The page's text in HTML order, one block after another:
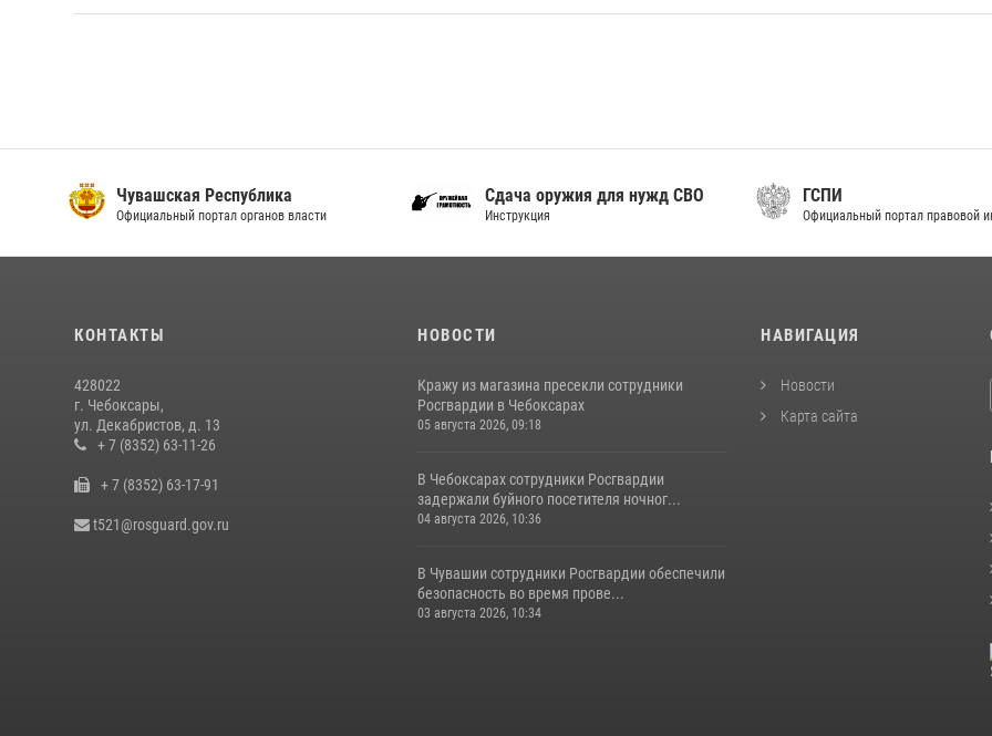
Чувашская Республика
Официальный портал органов власти
Сдача оружия для нужд СВО
Инструкция
ГСПИ
Официальный портал правовой
КОНТАКТЫ
428022
г. Чебоксары,
ул. Декабристов, д. 13
+ 7 (8352) 63-11-26
+ 7 (8352) 63-17-91
t521@rosguard.gov.ru
НОВОСТИ
Кражу из магазина пресекли сотрудники
Росгвардии в Чебоксарах
05 августа 2026, 09:18
В Чебоксарах сотрудники Росгвардии
задержали буйного посетителя ночног...
04 августа 2026, 10:36
В Чувашии сотрудники Росгвардии обеспечили
безопасность во время прове...
03 августа 2026, 10:34
НАВИГАЦИЯ
Новости
Карта сайта